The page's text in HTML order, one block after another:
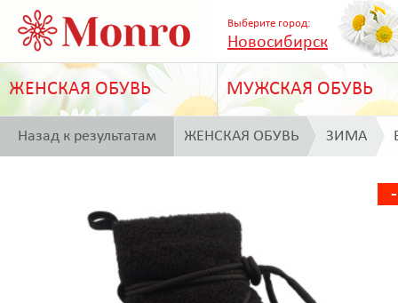
Выберите город:
Новосибирск
ЖЕНСКАЯ ОБУВЬ МУЖСКАЯ ОБУВЬ
Назад к результатам ЖЕНСКАЯ ОБУВЬ ЗИМА